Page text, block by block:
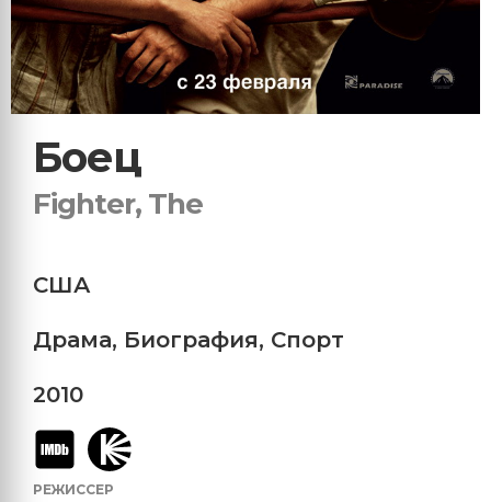
Боец
Fighter, The
США
Драма, Биография, Спорт
2010
РЕЖИССЕР